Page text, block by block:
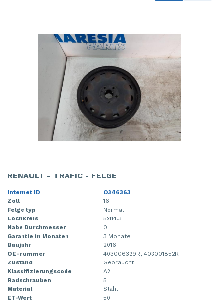
RENAULT - TRAFIC - FELGE
Internet ID
O346363
Zoll
16
Felge typ
Normal
Lochkreis
5x114.3
Nabe Durchmesser
0
Garantie in Monaten
3 Monate
Baujahr
2016
OE-nummer
403006329R, 403001852R
Zustand
Gebraucht
Klassifizierungscode
A2
Radschrauben
5
Material
Stahl
ET-Wert
50